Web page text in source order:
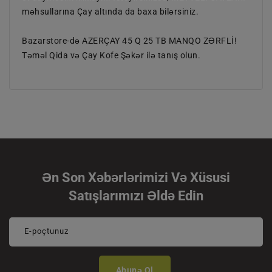
məhsullarına Çay altında da baxa bilərsiniz.
Bazarstore-də AZERÇAY 45 Q 25 TB MANQO ZƏRFLİ!
Təməl Qida və Çay Kofe Şəkər ilə tanış olun.
Ən Son Xəbərlərimizi Və Xüsusi
Satışlarımızı Əldə Edin
E-poçtunuz